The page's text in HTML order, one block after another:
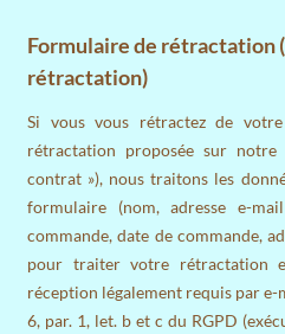
Formulaire de rétractation
rétractation)
Si vous vous rétractez de
rétractation proposée sur
contrat »), nous traitons les
formulaire (nom, adresse e-
commande, date de commande,
pour traiter votre rétractation
réception légalement requis par
6, par. 1, let. b et c du RGPD